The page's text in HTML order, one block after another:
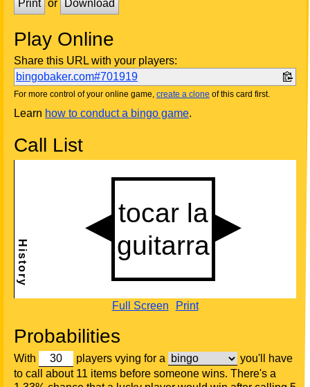
Print or Download
Play Online
Share this URL with your players:
bingobaker.com#701919
For more control of your online game, create a clone of this card first.
Learn how to conduct a bingo game.
Call List
Full Screen Print
Probabilities
With players vying for a
you'll have
to call about 11 items before someone wins. There's a